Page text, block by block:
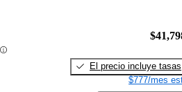
El precio incluye tasas
$777/mes